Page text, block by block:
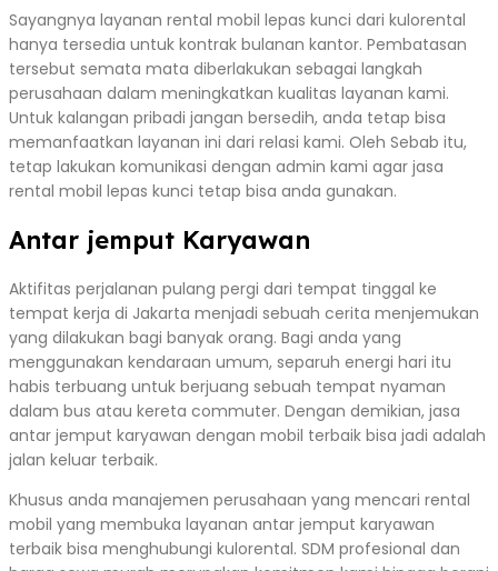
Sayangnya layanan rental mobil lepas kunci dari kulorental
hanya tersedia untuk kontrak bulanan kantor. Pembatasan
tersebut semata mata diberlakukan sebagai langkah
perusahaan dalam meningkatkan kualitas layanan kami.
Untuk kalangan pribadi jangan bersedih, anda tetap bisa
memanfaatkan layanan ini dari relasi kami. Oleh Sebab itu,
tetap lakukan komunikasi dengan admin kami agar jasa
rental mobil lepas kunci tetap bisa anda gunakan.
Antar jemput Karyawan
Aktifitas perjalanan pulang pergi dari tempat tinggal ke
tempat kerja di Jakarta menjadi sebuah cerita menjemukan
yang dilakukan bagi banyak orang. Bagi anda yang
menggunakan kendaraan umum, separuh energi hari itu
habis terbuang untuk berjuang sebuah tempat nyaman
dalam bus atau kereta commuter. Dengan demikian, jasa
antar jemput karyawan dengan mobil terbaik bisa jadi adalah
jalan keluar terbaik.
Khusus anda manajemen perusahaan yang mencari rental
mobil yang membuka layanan antar jemput karyawan
terbaik bisa menghubungi kulorental. SDM profesional dan